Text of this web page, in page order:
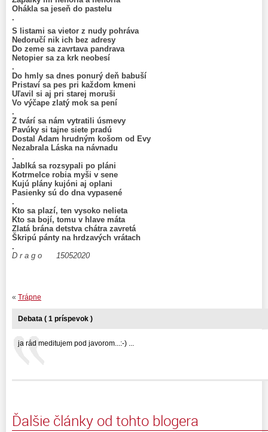
Ohákla sa jeseň do pastelu
.
S listami sa vietor z nudy pohráva
Nedoručí nik ich bez adresy
Do zeme sa zavrtava pandrava
Netopier sa za krk neobesí
.
Do hmly sa dnes ponurý deň babuší
Pristaví sa pes pri každom kmeni
Uľavil si aj pri starej moruši
Vo výčape zlatý mok sa pení
.
Z tvárí sa nám vytratili úsmevy
Pavúky si tajne siete pradú
Dostal Adam hrudným košom od Evy
Nezabrala Láska na návnadu
.
Jablká sa rozsypali po pláni
Kotrmelce robia myši v sene
Kujú plány kujóni aj oplani
Pasienky sú do dna vypasené
.
Kto sa plazí, ten vysoko nelieta
Kto sa bojí, tomu v hlave máta
Zlatá brána detstva chátra zavretá
Škripú pánty na hrdzavých vrátach
.
D r a g o 15052020
« Trápne
Debata ( 1 príspevok )
ja rád meditujem pod javorom...:-) ...
Ďalšie články od tohto blogera